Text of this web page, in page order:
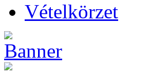
Vételkörzet